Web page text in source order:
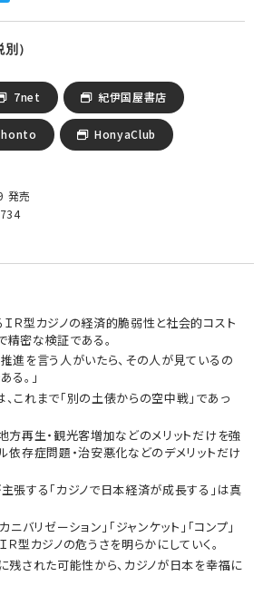
）
7net 紀伊国屋書店
honto HonyaClub
発売
Ｒ型カジノの経済的脆弱性と社会的コスト
密な検証である。
進を言う人がいたら、その人が見ているの
る。」
これまで「別の土俵からの空中戦」であっ
方再生・観光客増加などのメリットだけを強
依存症問題・治安悪化などのデメリットだけ
張する「カジノで日本経済が成長する」は真
ニバリゼーション」「ジャンケット」「コンプ」
Ｒ型カジノの危うさを明らかにしていく。
残された可能性から、カジノが日本を幸福に